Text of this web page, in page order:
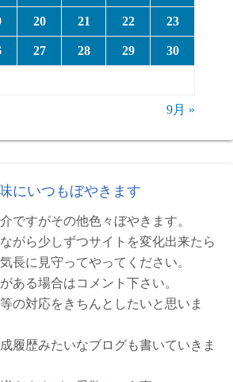
20 21 22 23
27 28 29 30
9月 »
にいつもぼやきます
ですがその他色々ぼやきます。
がら少しずつサイトを変化出来たら
長に見守ってやってください。
ある場合はコメント下さい。
の対応をきちんとしたいと思いま
履歴みたいなブログも書いていきま